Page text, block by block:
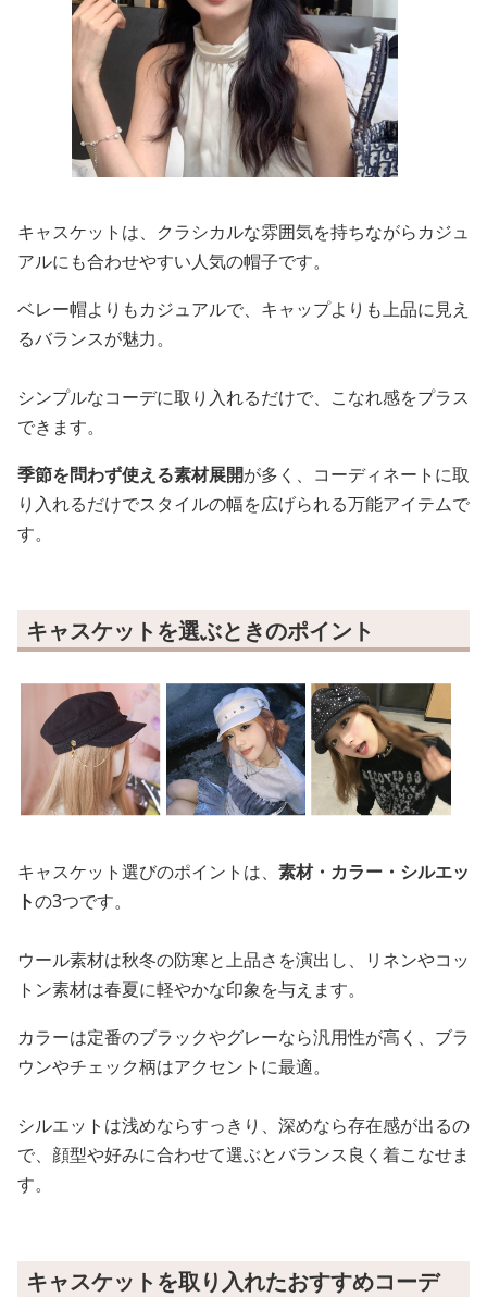
キャスケットは、クラシカルな雰囲気を持ちながらカジュ
アルにも合わせやすい人気の帽子です。
ベレー帽よりもカジュアルで、キャップよりも上品に見え
るバランスが魅力。
シンプルなコーデに取り入れるだけで、こなれ感をプラス
できます。
季節を問わず使える素材展開が多く、コーディネートに取
り入れるだけでスタイルの幅を広げられる万能アイテムで
す。
キャスケットを選ぶときのポイント
キャスケット選びのポイントは、 素材・カラー・シルエッ
トの3つです。
ウール素材は秋冬の防寒と上品さを演出し、リネンやコッ
トン素材は春夏に軽やかな印象を与えます。
カラーは定番のブラックやグレーなら汎用性が高く、ブラ
ウンやチェック柄はアクセントに最適。
シルエットは浅めならすっきり、深めなら存在感が出るの
で、顔型や好みに合わせて選ぶとバランス良く着こなせま
す。
キャスケットを取り入れたおすすめコーデ